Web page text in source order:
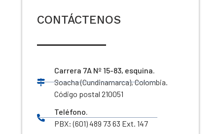
CONTÁCTENOS
Carrera 7A Nº 15-83, esquina.
Soacha (Cundinamarca), Colombia.
Código postal 210051
Teléfono.
PBX: (601) 489 73 63 Ext. 147